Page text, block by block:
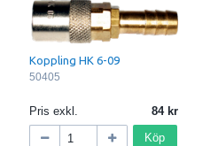
Koppling HK 6-09
50405
Pris exkl. 84
Köp